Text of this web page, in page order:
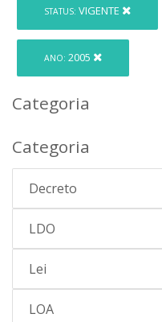
STATUS: VIGENTE
ANO: 2005
Categoria
Categoria
Decreto
LDO
Lei
LOA